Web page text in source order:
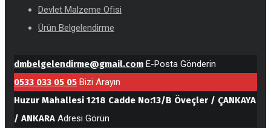
Devlet Malzeme Ofisi
Ürün Belgelendirme
dmbelgelendirme@gmail.com E-Posta Gönderin
0533 033 05 05 Bizi Arayın
Huzur Mahallesi 1218 Cadde No:13/B Öveçler / ÇANKAYA
/ ANKARA Adresi Görün